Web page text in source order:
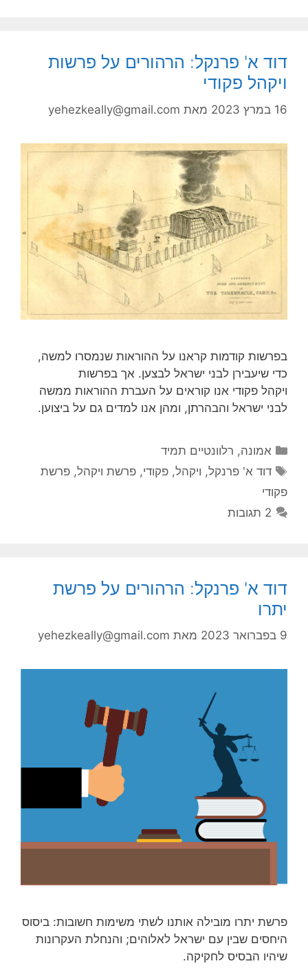
דוד א' פרנקל: הרהורים על פרשות
ויקהל פקודי
16 במרץ 2023 מאת yehezkeally@gmail.com
בפרשות קודמות קראנו על ההוראות שנמסרו למשה,
כדי שיעבירן לבני ישראל לבצען. אך בפרשות
ויקהל פקודי אנו קוראים על העברת ההוראות ממשה
לבני ישראל והבהרתן, ומהן אנו למדים גם על ביצוען.
קטגוריות
אמונה, רלוונטיים תמיד
תגיות
דוד א' פרנקל, ויקהל,פקודי,פרשת ויקהל,פרשת
פקודי
2 תגובות
דוד א' פרנקל: הרהורים על פרשת
יתרו
9 בפברואר 2023 מאת yehezkeally@gmail.com
פרשת יתרו מובילה אותנו לשתי משימות חשובות: ביסוס
היחסים שבין עם ישראל לאלוהים; והנחלת העקרונות
שיהיו הבסיס לחקיקה.